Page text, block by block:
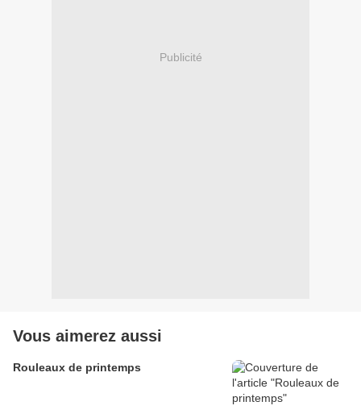
Publicité
Vous aimerez aussi
Rouleaux de printemps